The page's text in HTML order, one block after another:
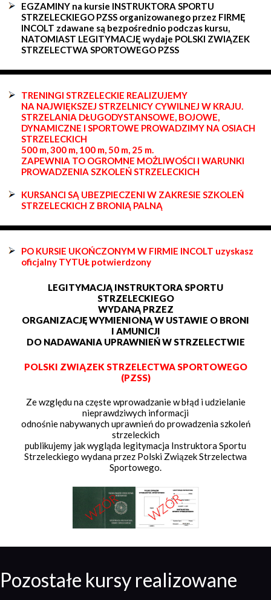
EGZAMINY na kursie INSTRUKTORA SPORTU
STRZELECKIEGO PZSS organizowanego przez FIRMĘ
INCOLT zdawane są bezpośrednio podczas kursu,
NATOMIAST LEGITYMACJĘ wydaje POLSKI ZWIĄZEK
STRZELECTWA SPORTOWEGO PZSS
TRENINGI STRZELECKIE REALIZUJEMY
NA NAJWIĘKSZEJ STRZELNICY CYWILNEJ W KRAJU.
STRZELANIA DŁUGODYSTANSOWE, BOJOWE,
DYNAMICZNE I SPORTOWE PROWADZIMY NA OSIACH
STRZELECKICH
500 m, 300 m, 100 m, 50 m, 25 m.
ZAPEWNIA TO OGROMNE MOŻLIWOŚCI I WARUNKI
PROWADZENIA SZKOLEŃ STRZELECKICH
KURSANCI SĄ UBEZPIECZENI W ZAKRESIE SZKOLEŃ
STRZELECKICH Z BRONIĄ PALNĄ
PO KURSIE UKOŃCZONYM W FIRMIE INCOLT uzyskasz
oficjalny TYTUŁ potwierdzony
LEGITYMACJĄ INSTRUKTORA SPORTU
STRZELECKIEGO
WYDANĄ PRZEZ
ORGANIZACJĘ WYMIENIONĄ W USTAWIE O BRONI
I AMUNICJI
DO NADAWANIA UPRAWNIEŃ W STRZELECTWIE
POLSKI ZWIĄZEK STRZELECTWA SPORTOWEGO
(PZSS)
Ze względu na częste wprowadzanie w błąd i udzielanie
nieprawdziwych informacji
odnośnie nabywanych uprawnień do prowadzenia szkoleń
strzeleckich
publikujemy jak wygląda legitymacja Instruktora Sportu
Strzeleckiego wydana przez Polski Związek Strzelectwa
Sportowego.
Pozostałe kursy realizowane